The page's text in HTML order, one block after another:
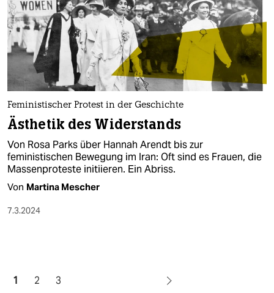
Feministischer Protest in der Geschichte
Ästhetik des Widerstands
Von Rosa Parks über Hannah Arendt bis zur
feministischen Bewegung im Iran: Oft sind es Frauen, die
Massenproteste initiieren. Ein Abriss.
Von Martina Mescher
7.3.2024
1 2 3